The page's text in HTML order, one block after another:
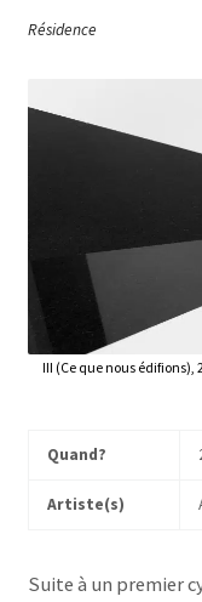
Résidence
III (Ce que nous
Quand?
Artiste(s)
Suite à un premier